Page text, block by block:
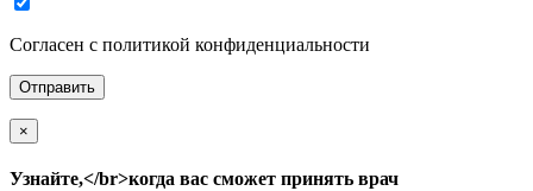
Согласен с политикой конфиденциальности
×
Узнайте,</br>когда вас сможет принять врач